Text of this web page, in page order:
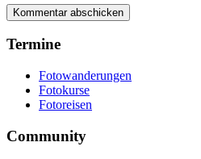
Termine
Fotowanderungen
Fotokurse
Fotoreisen
Community